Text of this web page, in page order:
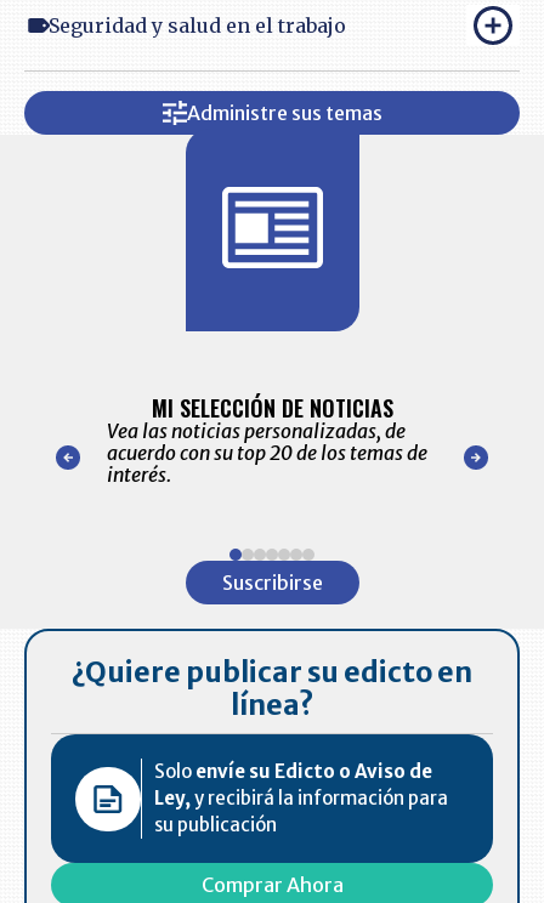
Seguridad y salud en el trabajo
Administre sus temas
nuestro
para
MI SELECCIÓN DE NOTICIAS
Vea las noticias personalizadas, de
acuerdo con su top 20 de los temas de
interés.
de las
Suscribirse
¿Quiere publicar su edicto en
línea?
Solo envíe su Edicto o Aviso de
Ley,y recibirá la información para
su publicación
Comprar Ahora